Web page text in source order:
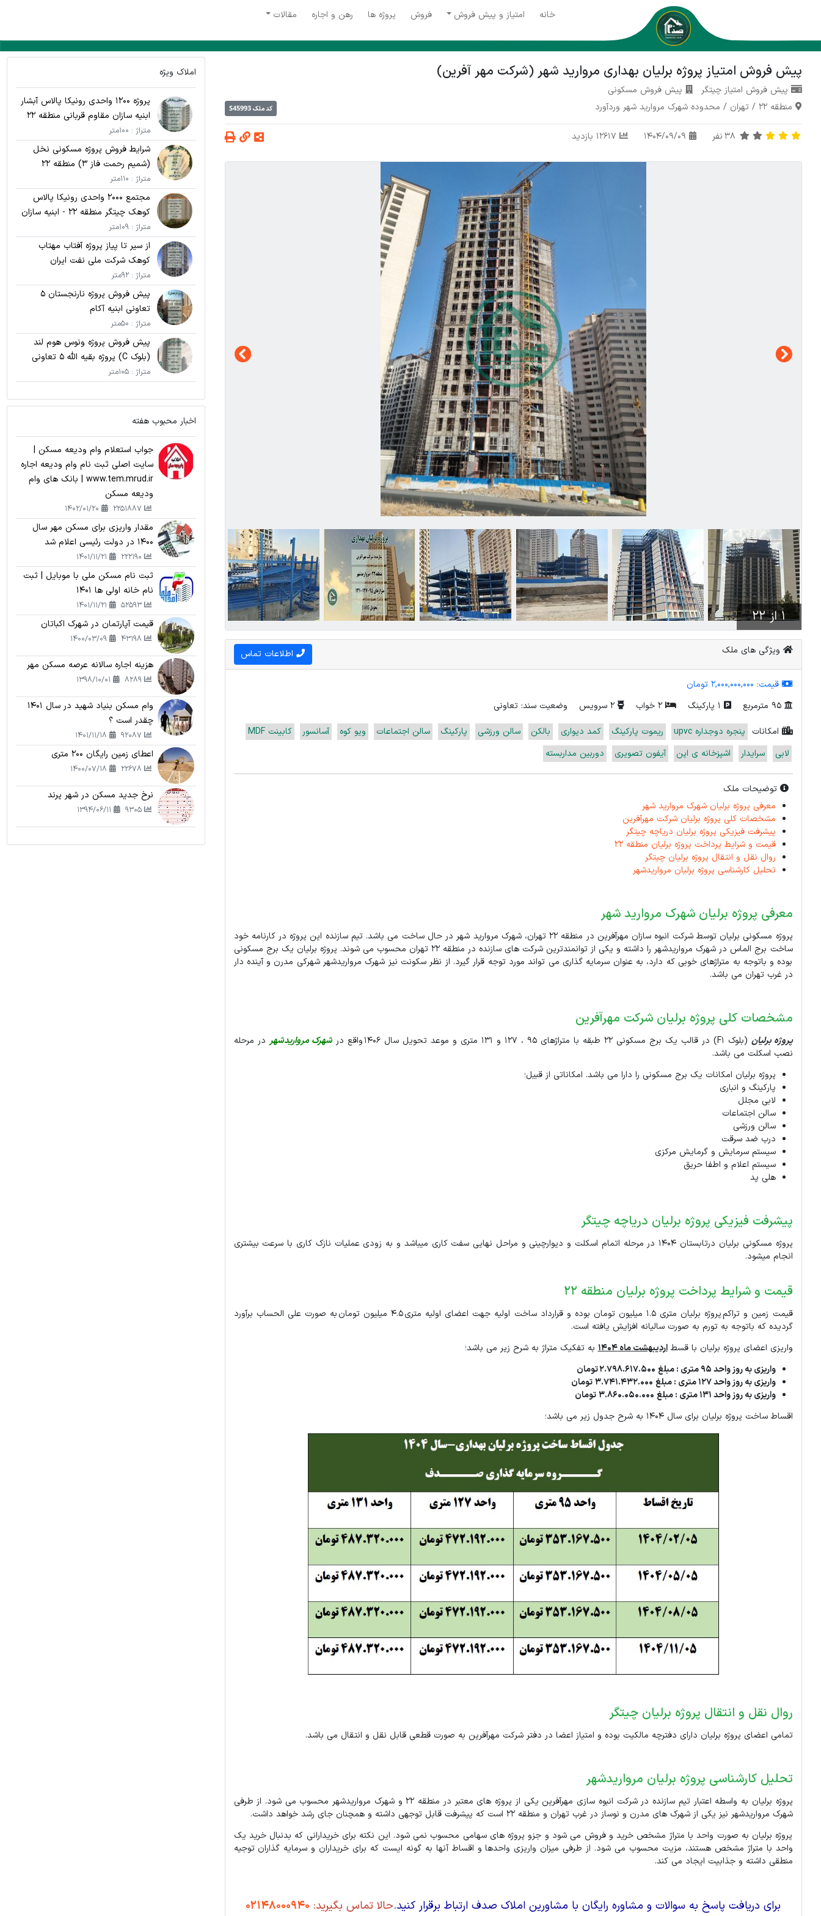
خانه امتیاز و پیش فروش فروش پروژه ها رهن و اجاره مقالات
پیش فروش امتیاز پروژه برلیان بهداری مروارید شهر (شرکت مهر آفرین)
پیش فروش امتیاز چیتگر
پیش فروش مسکونی
منطقه 22
/تهران / محدوده شهرک مروارید شهر وردآورد کد ملکS45993
38 نفر
1 از 22
ویژگی های ملک اطلاعات تماس
قیمت: 2,000,000,000 تومان
95 مترمربع
1 پارکینگ 2 خواب 2 سرویس
وضعیت سند: تعاونی
امکانات
پنجره دوجداره upvc ریموت پارکینگ کمد دیواری بالکن سالن ورزشی پارکینگ سالن اجتماعات ویو کوه آسانسور
کابینت MDF
لابی
سرایدار اشپزخانه ی اپن آیفون تصویری دوربین مداربسته
توضیحات ملک
معرفی پروژه برلیان شهرک مروارید شهر
مشخصات کلی پروژه برلیان شرکت مهرآفرین
پیشرفت فیزیکی پروژه برلیان دریاچه چیتگر
قیمت و شرایط پرداخت پروژه برلیان منطقه 22
روال نقل و انتقال پروژه برلیان چیتگر
تحلیل کارشناسی پروژه برلیان مرواریدشهر
معرفی پروژه برلیان شهرک مروارید شهر
پروژه مسکونی برلیان توسط شرکت انبوه سازان مهرآفرین در منطقه 22 تهران، شهرک مروارید شهر در حال ساخت می باشد. تیم سازنده این پروژه در کارنامه خود
ساخت برج الماس در شهرک مرواریدشهر را داشته و یکی از توانمندترین شرکت های سازنده در منطقه 22 تهران محسوب می شوند. پروژه برلیان یک برج مسکونی
بوده و باتوجه به متراژهای خوبی که دارد، به عنوان سرمایه گذاری می تواند مورد توجه قرار گیرد. از نظر سکونت نیز شهرک مرواریدشهر شهرکی مدرن و آینده دار
در غرب تهران می باشد.
مشخصات کلی پروژه برلیان شرکت مهرآفرین
پروژه برلیان (بلوک F1) در قالب یک برج مسکونی 22 طبقه با متراژهای 95 ، 127 و 131 متری و موعد تحویل سال 1406 واقع در شهرک مرواریدشهر در مرحله
نصب اسکلت می باشد.
پروژه برلیان امکانات یک برج مسکونی را دارا می باشد. امکاناتی از قبیل؛
پارکینگ و انباری
لابی مجلل
سالن اجتماعات
سالن ورزشی
درب ضد سرقت
سیستم سرمایش و گرمایش مرکزی
سیستم اعلام و اطفا حریق
هلی پد
پیشرفت فیزیکی پروژه برلیان دریاچه چیتگر
پروژه مسکونی برلیان درتابستان 1404 در مرحله اتمام اسکلت و دیوارچینی و مراحل نهایی سفت کاری میباشد و به زودی عملیات نازک کاری با سرعت بیشتری
انجام میشود.
قیمت و شرایط پرداخت پروژه برلیان منطقه 22
قیمت زمین و تراکم پروژه برلیان متری 1.5 میلیون تومان بوده و قرارداد ساخت اولیه جهت اعضای اولیه متری 4.5 میلیون تومان به صورت علی الحساب برآورد
گردیده که باتوجه به تورم به صورت سالیانه افزایش یافته است.
واریزی اعضای پروژه برلیان با قسطاردیبهشت ماه 1404
به تفکیک متراژ به شرح زیر می باشد؛
واریزی به روز واحد 95 متری : مبلغ 2.798.617.500
تومان
واریزی به روز واحد 127 متری : مبلغ 3.741.432.000
تومان
واریزی به روز واحد 131 متری : مبلغ 3.860.050.000
تومان
اقساط ساخت پروژه برلیان برای سال 1404 به شرح جدول زیر می باشد؛
روال نقل و انتقال پروژه برلیان چیتگر
تمامی اعضای پروژه برلیان دارای دفترچه مالکیت بوده و امتیاز اعضا در دفتر شرکت مهرآفرین به صورت قطعی قابل نقل و انتقال می باشد.
تحلیل کارشناسی پروژه برلیان مرواریدشهر
پروژه برلیان به واسطه اعتبار تیم سازنده در شرکت انبوه سازی مهرآفرین یکی از پروژه های معتبر در منطقه 22 و شهرک مرواریدشهر محسوب می شود. از طرفی
شهرک مرواریدشهر نیز یکی از شهرک های مدرن و نوساز در غرب تهران و منطقه 22 است که پیشرفت قابل توجهی داشته و همچنان جای رشد خواهد داشت.
پروژه برلیان به صورت واحد با متراژ مشخص خرید و فروش می شود و جزو پروژه های سهامی محسوب نمی شود. این نکته برای خریدارانی که بدنبال خرید یک
واحد با متراژ مشخص هستند، مزیت محسوب می شود. از طرفی میزان واریزی واحدها و اقساط آنها به گونه ایست که برای خریداران و سرمایه گذاران توجیه
منطقی داشته و جذابیت ایجاد می کند.
برای دریافت پاسخ به سوالات و مشاوره رایگان با مشاورین املاک صدف ارتباط برقرار کنید.حالا تماس بگیرید: 02148000940
املاک ویژه
پروژه 1200 واحدی رونیکا پالاس آبشار
ابنیه سازان مقاوم قربانی منطقه 22
متراژ : 100متر
شرایط فروش پروژه مسکونی نخل
(شمیم رحمت فاز 3) منطقه 22
متراژ : 110متر
مجتمع 2000 واحدی رونیکا پالاس
کوهک چیتگر منطقه 22 - ابنیه سازان
مقاوم قربانی
متراژ : 109متر
از سیر تا پیاز پروژه آفتاب مهتاب
کوهک شرکت ملی نفت ایران
متراژ : 92متر
پیش فروش پروژه نارنجستان 5
تعاونی ابنیه آکام
متراژ : 50متر
پیش فروش پروژه ونوس هوم لند
(بلوک C) پروژه بقیه الله 5 تعاونی
نامی اریکه پارسیان
متراژ : 105متر
اخبار محبوب هفته
جواب استعلام وام ودیعه مسکن |
سایت اصلی ثبت نام وام ودیعه اجاره
www.tem.mrud.ir | بانک های وام
ودیعه مسکن
مقدار واریزی برای مسکن مهر سال
1400 در دولت رئیسی اعلام شد
ثبت نام مسکن ملی با موبایل | ثبت
نام خانه اولی ها 1401
52593
قیمت آپارتمان در شهرک اکباتان
هزینه اجاره سالانه عرصه مسکن مهر
8289
وام مسکن بنیاد شهید در سال 1401
چقدر است ؟
اعطای زمین رایگان 200 متری
نرخ جدید مسکن در شهر پرند
9305